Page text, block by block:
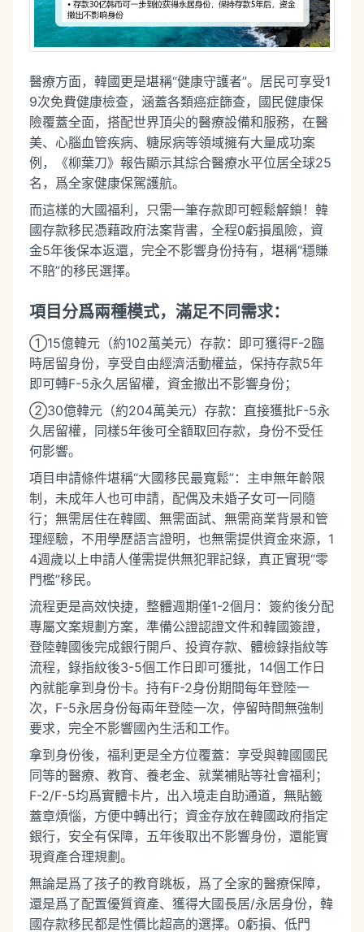
醫療方面，韓國更是堪稱“健康守護者”。居民可享受1
9次免費健康檢查，涵蓋各類癌症篩查，國民健康保
險覆蓋全面，搭配世界頂尖的醫療設備和服務，在醫
美、心腦血管疾病、糖尿病等領域擁有大量成功案
例，《柳葉刀》報告顯示其綜合醫療水平位居全球25
名，爲全家健康保駕護航。
而這樣的大國福利，只需一筆存款即可輕鬆解鎖！韓
國存款移民憑藉政府法案背書，全程0虧損風險，資
金5年後保本返還，完全不影響身份持有，堪稱“穩賺
不賠”的移民選擇。
項目分爲兩種模式，滿足不同需求：
①15億韓元（約102萬美元）存款：即可獲得F-2臨
時居留身份，享受自由經濟活動權益，保持存款5年
即可轉F-5永久居留權，資金撤出不影響身份；
②30億韓元（約204萬美元）存款：直接獲批F-5永
久居留權，同樣5年後可全額取回存款，身份不受任
何影響。
項目申請條件堪稱“大國移民最寬鬆”：主申無年齡限
制，未成年人也可申請，配偶及未婚子女可一同隨
行；無需居住在韓國、無需面試、無需商業背景和管
理經驗，不用學歷語言證明，也無需提供資金來源，1
4週歲以上申請人僅需提供無犯罪記錄，真正實現“零
門檻”移民。
流程更是高效快捷，整體週期僅1-2個月：簽約後分配
專屬文案規劃方案，準備公證認證文件和韓國簽證，
登陸韓國後完成銀行開戶、投資存款、體檢錄指紋等
流程，錄指紋後3-5個工作日即可獲批，14個工作日
內就能拿到身份卡。持有F-2身份期間每年登陸一
次，F-5永居身份每兩年登陸一次，停留時間無強制
要求，完全不影響國內生活和工作。
拿到身份後，福利更是全方位覆蓋：享受與韓國國民
同等的醫療、教育、養老金、就業補貼等社會福利；
F-2/F-5均爲實體卡片，出入境走自助通道，無貼籤
蓋章煩惱，方便中轉出行；資金存放在韓國政府指定
銀行，安全有保障，五年後取出不影響身份，還能實
現資產合理規劃。
無論是爲了孩子的教育跳板，爲了全家的醫療保障，
還是爲了配置優質資產、獲得大國長居/永居身份，韓
國存款移民都是性價比超高的選擇。0虧損、低門